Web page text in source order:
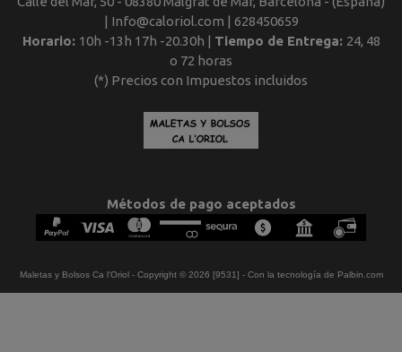
| Info@caloriol.com | 628450659
Horario: 10h -13h 17h -20.30h | Tiempo de Entrega: 24, 48
o 72 horas
(*) Precios con Impuestos incluidos
Métodos de pago aceptados
Maletas y Bolsos Ca l'Oriol- Copyright © 2026 [9531] - Con la tecnología de Palbin.com